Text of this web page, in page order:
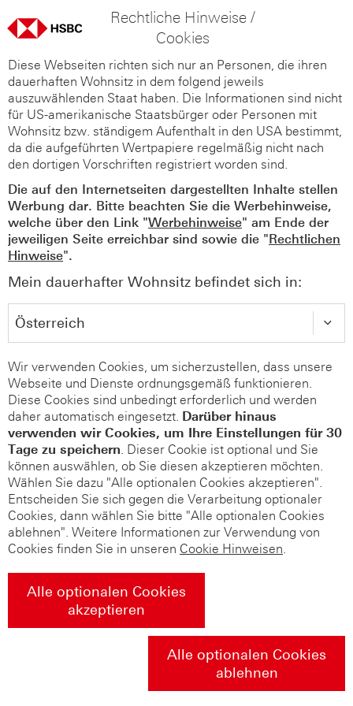
Rechtliche Hinweise /
Cookies
Diese Webseiten richten sich nur an Personen, die ihren
dauerhaften Wohnsitz in dem folgend jeweils
auszuwählenden Staat haben. Die Informationen sind nicht
für US-amerikanische Staatsbürger oder Personen mit
Wohnsitz bzw. ständigem Aufenthalt in den USA bestimmt,
da die aufgeführten Wertpapiere regelmäßig nicht nach
den dortigen Vorschriften registriert worden sind.
Die auf den Internetseiten dargestellten Inhalte stellen
Werbung dar. Bitte beachten Sie die Werbehinweise,
welche über den Link "Werbehinweise" am Ende der
jeweiligen Seite erreichbar sind sowie die "Rechtlichen
Hinweise".
Mein dauerhafter Wohnsitz befindet sich in:
Wir verwenden Cookies, um sicherzustellen, dass unsere
Webseite und Dienste ordnungsgemäß funktionieren.
Diese Cookies sind unbedingt erforderlich und werden
daher automatisch eingesetzt. Darüber hinaus
verwenden wir Cookies, um Ihre Einstellungen für 30
Tage zu speichern. Dieser Cookie ist optional und Sie
können auswählen, ob Sie diesen akzeptieren möchten.
Wählen Sie dazu "Alle optionalen Cookies akzeptieren".
Entscheiden Sie sich gegen die Verarbeitung optionaler
Cookies, dann wählen Sie bitte "Alle optionalen Cookies
ablehnen". Weitere Informationen zur Verwendung von
Cookies finden Sie in unseren Cookie Hinweisen.
Alle optionalen Cookies
akzeptieren
Alle optionalen Cookies
ablehnen